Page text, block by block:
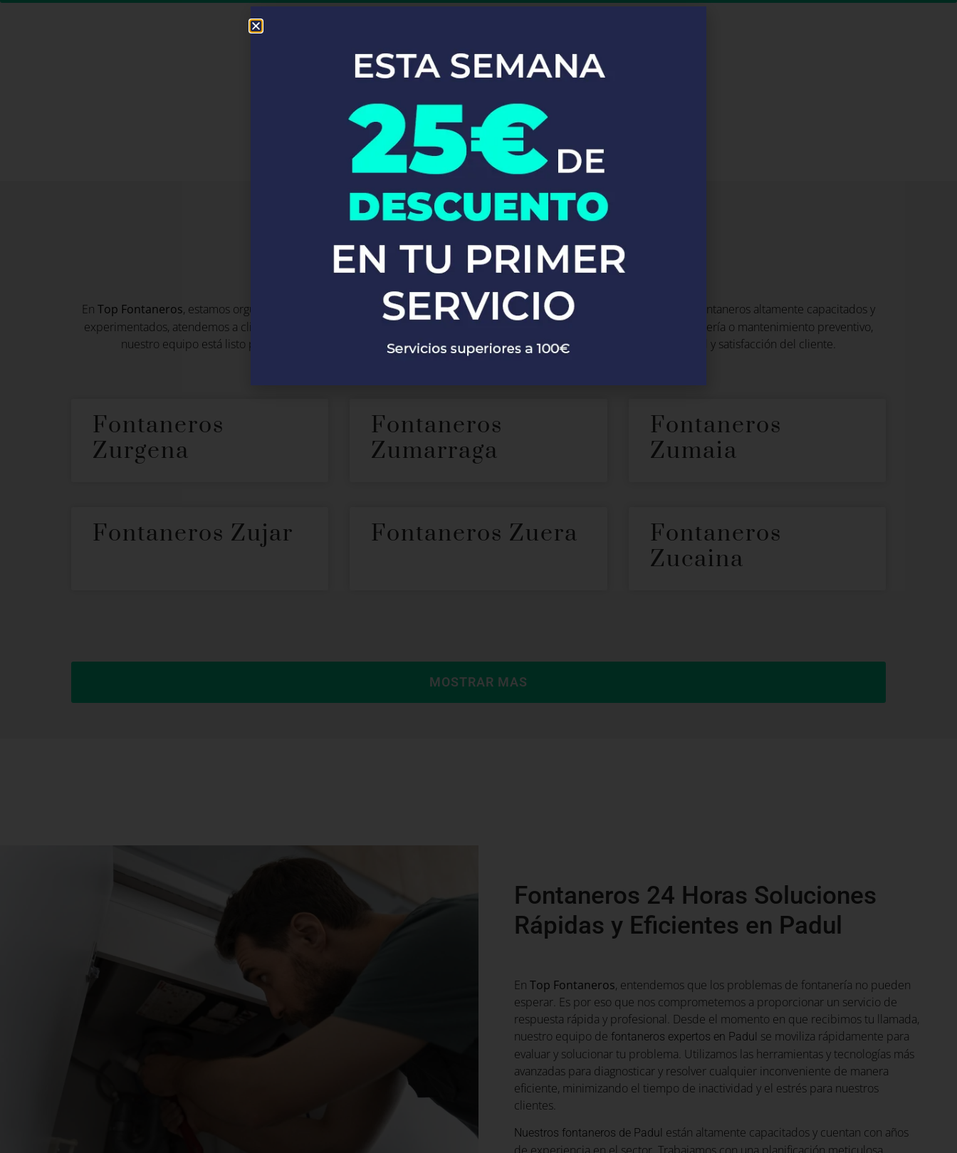
Fontaneros en Padul
En Top Fontaneros, estamos orgullosos de ofrecer nuestros servicios defontanería profesional en Padul
. Con una red de fontaneros altamente capacitados y
experimentados, atendemos a clientes en Padul. Ya sea que necesites reparaciones de emergencia, instalaciones de fontanería o mantenimiento preventivo,
nuestro equipo está listo para proporcionarte soluciones rápidas y eficaces, garantizando siempre la máxima calidad y satisfacción del cliente.
Fontaneros
Zurgena
Fontaneros
Zumarraga
Fontaneros
Zumaia
Fontaneros Zujar Fontaneros Zuera
Fontaneros
Zucaina
MOSTRAR MAS
Fontaneros 24 Horas Soluciones
Rápidas y Eficientes en Padul
En Top Fontaneros, entendemos que los problemas de fontanería no pueden
esperar. Es por eso que nos comprometemos a proporcionar un servicio de
respuesta rápida y profesional. Desde el momento en que recibimos tu llamada,
nuestro equipo de fontaneros expertos en Padul se moviliza rápidamente para
evaluar y solucionar tu problema. Utilizamos las herramientas y tecnologías más
avanzadas para diagnosticar y resolver cualquier inconveniente de manera
eficiente, minimizando el tiempo de inactividad y el estrés para nuestros
clientes.
Nuestros fontaneros de Padul están altamente capacitados y cuentan con años